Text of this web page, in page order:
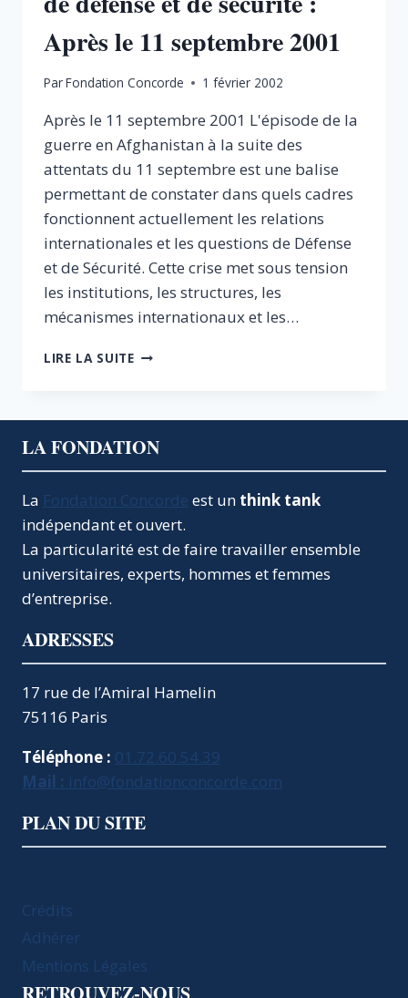
Après le 11 septembre 2001
ParFondation Concorde 1 février 2002
Après le 11 septembre 2001 L'épisode de la
guerre en Afghanistan à la suite des
attentats du 11 septembre est une balise
permettant de constater dans quels cadres
fonctionnent actuellement les relations
internationales et les questions de Défense
et de Sécurité. Cette crise met sous tension
les institutions, les structures, les
mécanismes internationaux et les…
LIRE LA SUITEPOUR
DÉFENSE
ET
SÉCURITÉ
:
APRÈS
11
LA FONDATION
La Fondation Concorde est un think tank
indépendant et ouvert.
La particularité est de faire travailler ensemble
universitaires, experts, hommes et femmes
d’entreprise.
ADRESSES
17 rue de l’Amiral Hamelin
75116 Paris
Téléphone : 01.72.60.54.39
Mail : info@fondationconcorde.com
PLAN DU SITE
Crédits
Adhérer
Mentions Légales
RETROUVEZ-NOUS